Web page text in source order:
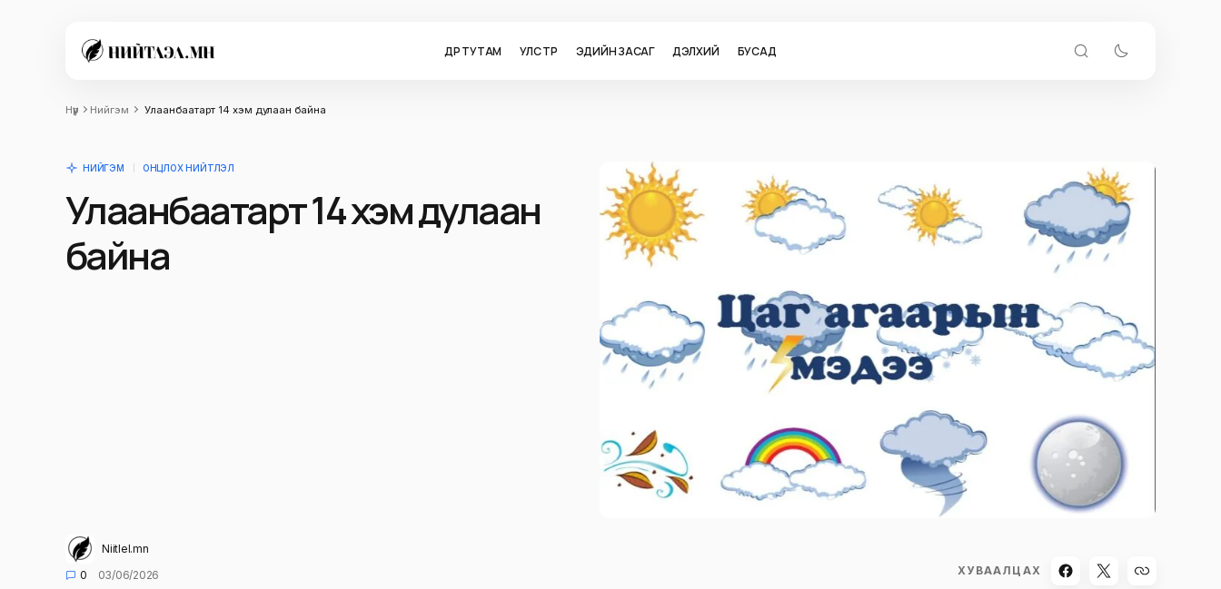
ӨДӨР ТУТАМ УЛС ТӨР ЭДИЙН ЗАСАГ ДЭЛХИЙ БУСАД
Нүүр Нийгэм Улаанбаатарт 14 хэм дулаан байна
НИЙГЭМ ОНЦЛОХ НИЙТЛЭЛ
Улаанбаатарт 14 хэм дулаан
байна
Niitlel.mn
0
03/06/2026 ХУВААЛЦАХ